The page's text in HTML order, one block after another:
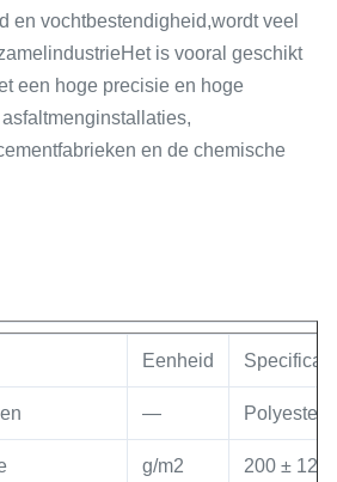
en vochtbestendigheid,wordt veel
is vooral geschikt
een hoge precisie en hoge
en de chemische
Eenheid
— Polyester
g/m2 200 ± 12